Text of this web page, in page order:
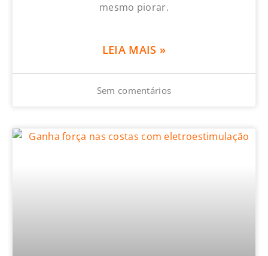
mesmo piorar.
LEIA MAIS »
Sem comentários